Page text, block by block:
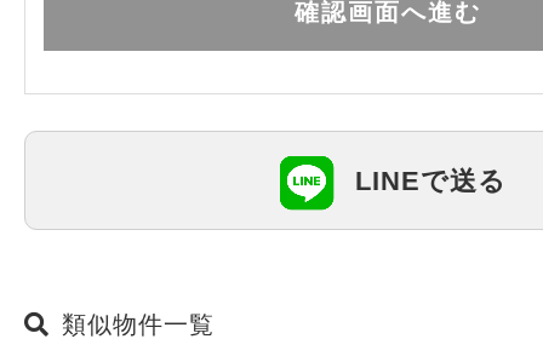
LINEで送る
類似物件一覧